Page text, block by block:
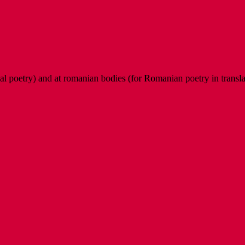
and at romanian bodies (for Romanian poetry in